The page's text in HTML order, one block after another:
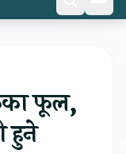
फूल,
हुने